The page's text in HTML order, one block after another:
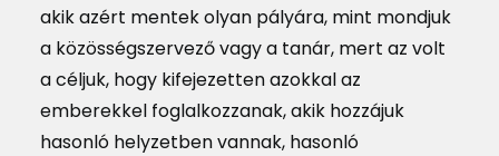
akik azért mentek olyan pályára, mint mondjuk
a közösségszervező vagy a tanár, mert az volt
a céljuk, hogy kifejezetten azokkal az
emberekkel foglalkozzanak, akik hozzájuk
hasonló helyzetben vannak, hasonló